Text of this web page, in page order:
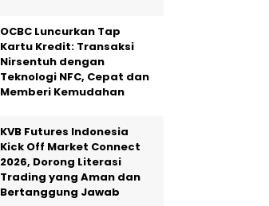
OCBC Luncurkan Tap
Kartu Kredit: Transaksi
Nirsentuh dengan
Teknologi NFC, Cepat dan
Memberi Kemudahan
KVB Futures Indonesia
Kick Off Market Connect
2026, Dorong Literasi
Trading yang Aman dan
Bertanggung Jawab